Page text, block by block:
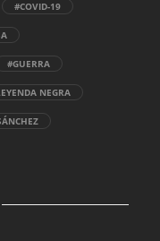
#COVID-19
#GUERRA
NEGRA